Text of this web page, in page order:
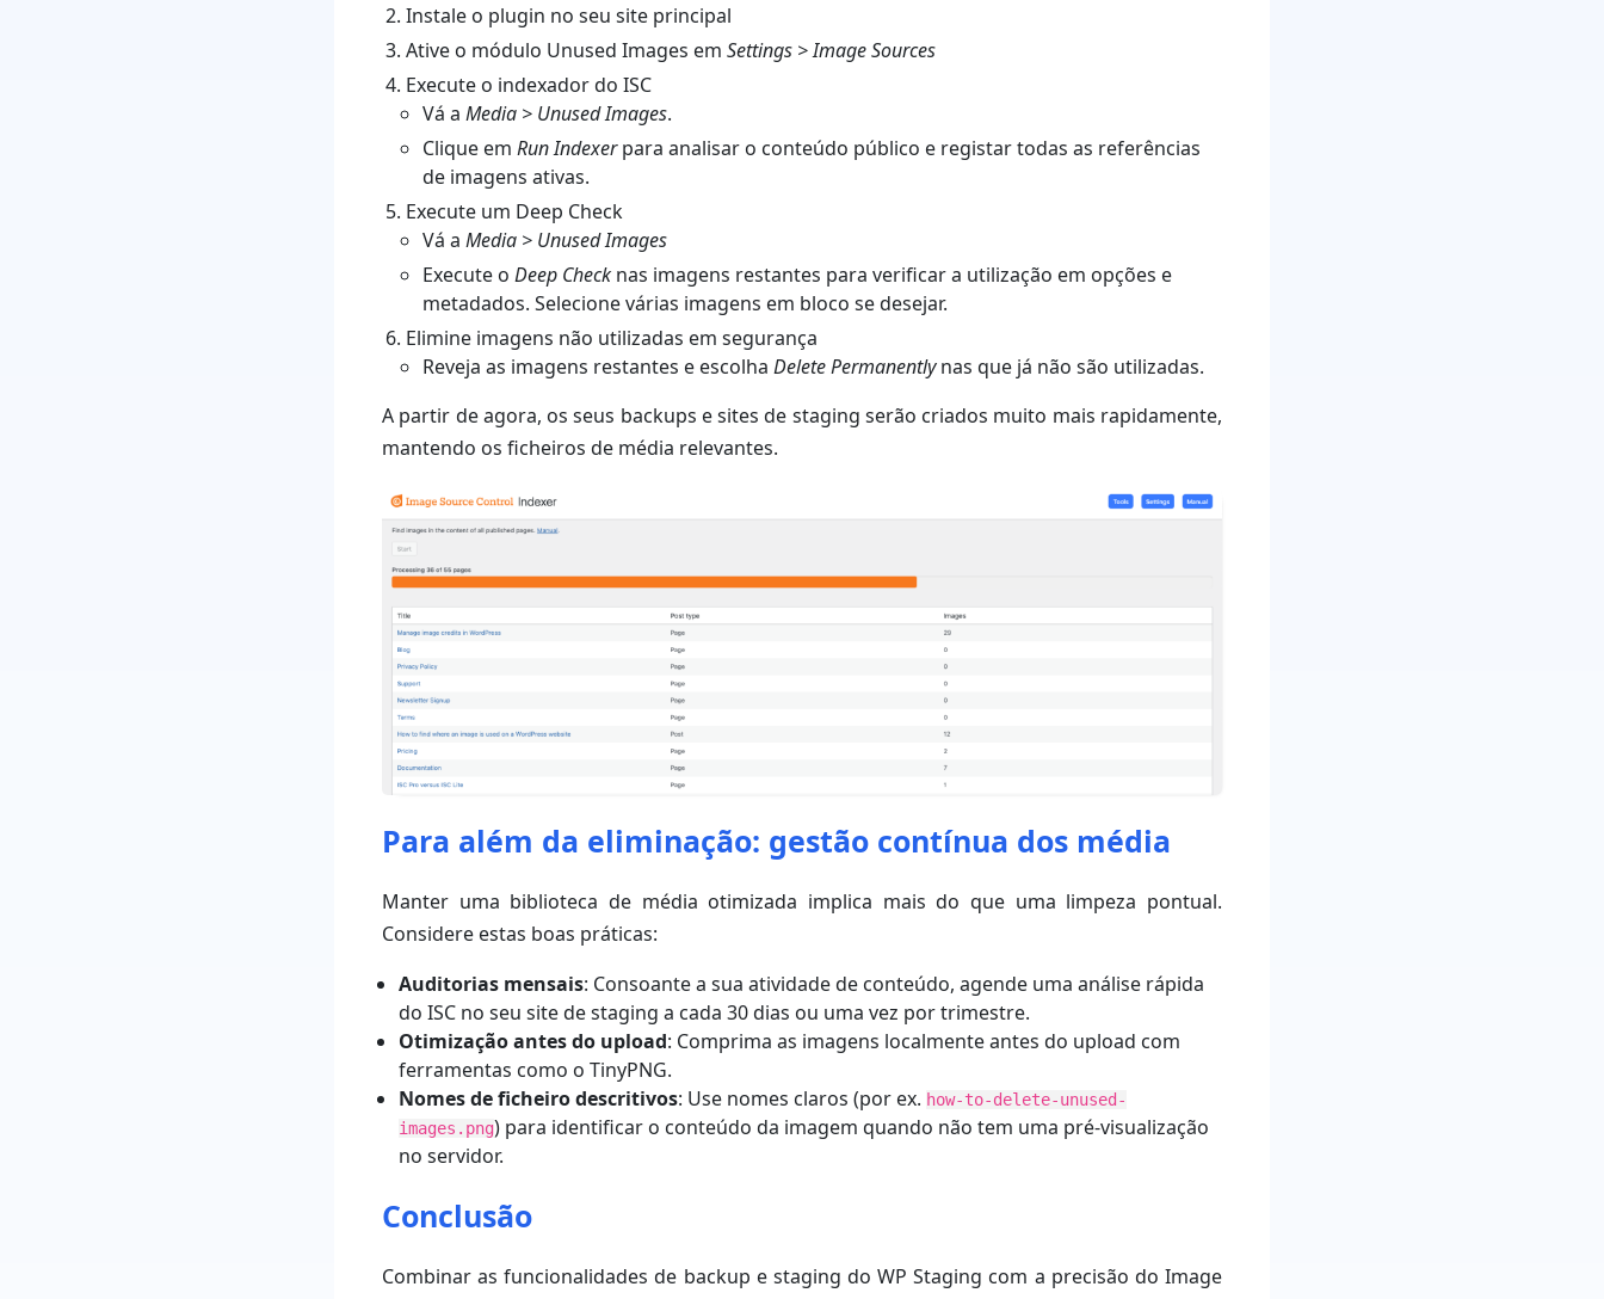
Instale o plugin no seu site principal
Ative o módulo Unused Images em Settings > Image Sources
Execute o indexador do ISC
Vá aMedia > Unused Images.
Clique emRun Indexerpara analisar o conteúdo público e registar todas as referências
de imagens ativas.
Execute um Deep Check
Vá aMedia > Unused Images
Execute oDeep Check nas imagens restantes para verificar a utilização em opções e
metadados. Selecione várias imagens em bloco se desejar.
Elimine imagens não utilizadas em segurança
Reveja as imagens restantes e escolhaDelete Permanentlynas que já não são utilizadas.
A partir de agora, os seus backups e sites de staging serão criados muito mais rapidamente,
mantendo os ficheiros de média relevantes.
Para além da eliminação: gestão contínua dos média
Manter uma biblioteca de média otimizada implica mais do que uma limpeza pontual.
Considere estas boas práticas:
Auditorias mensais: Consoante a sua atividade de conteúdo, agende uma análise rápida
do ISC no seu site de staging a cada 30 dias ou uma vez por trimestre.
Otimização antes do upload: Comprima as imagens localmente antes do upload com
ferramentas como o TinyPNG.
Nomes de ficheiro descritivos: Use nomes claros (por ex. how-to-delete-unused-
images.png) para identificar o conteúdo da imagem quando não tem uma pré-visualização
no servidor.
Conclusão
Combinar as funcionalidades de backup e staging do WP Staging com a precisão do Image